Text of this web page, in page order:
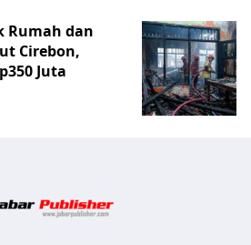
Rumah dan
Cirebon,
Juta